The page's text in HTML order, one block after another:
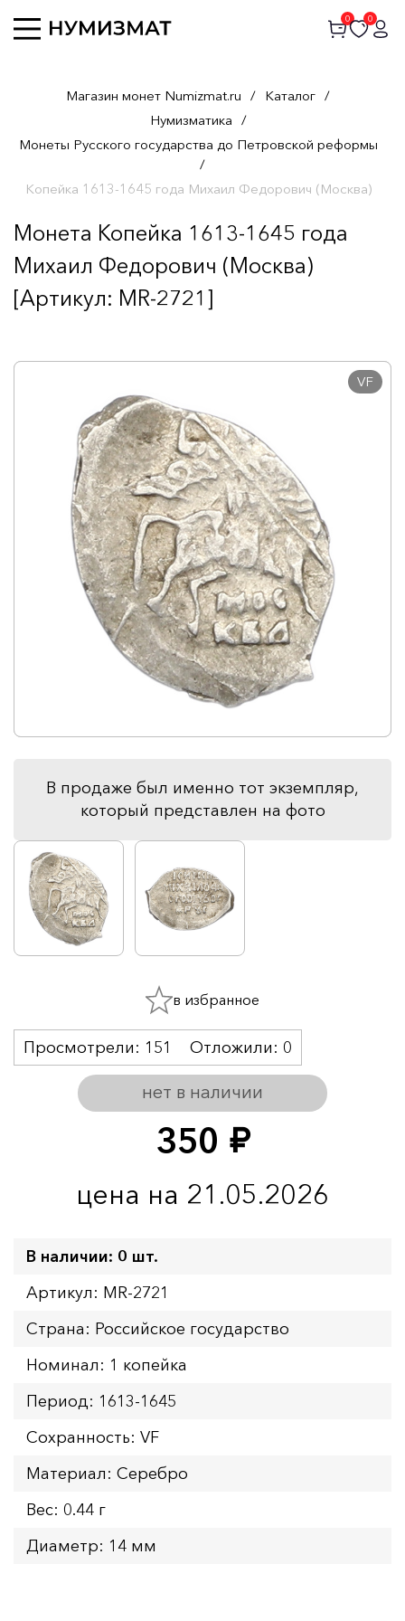
0 0
Магазин монет Numizmat.ru / Каталог /
Нумизматика /
Монеты Русского государства до Петровской реформы
/
Копейка 1613-1645 года Михаил Федорович (Москва)
Монета Копейка 1613-1645 года
Михаил Федорович (Москва)
[Артикул: MR-2721]
VF
В продаже был именно тот экземпляр,
который представлен на фото
350 руб.
цена на 21.05.2026
нет в наличии
Просмотрели: 151 Отложили: 0
в избранное
В наличии: 0 шт.
Артикул: MR-2721
Страна: Российское государство
Номинал: 1 копейка
Период: 1613-1645
Сохранность: VF
Материал: Серебро
Вес: 0.44 г
Диаметр: 14 мм